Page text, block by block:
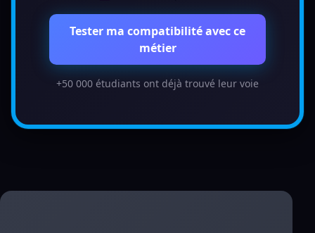
Tester ma compatibilité avec ce
métier
+50 000 étudiants ont déjà trouvé leur voie